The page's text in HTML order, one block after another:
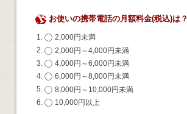
お使いの携帯電話の月額料金(税込)は？
2,000円未満
2,000円～4,000円未満
4,000円～6,000円未満
6,000円～8,000円未満
8,000円～10,000円未満
10,000円以上